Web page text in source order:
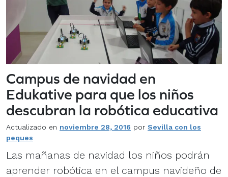
Campus de navidad en
Edukative para que los niños
descubran la robótica educativa
Actualizado en noviembre 28, 2016 por Sevilla con los
peques
Las mañanas de navidad los niños podrán
aprender robótica en el campus navideño de